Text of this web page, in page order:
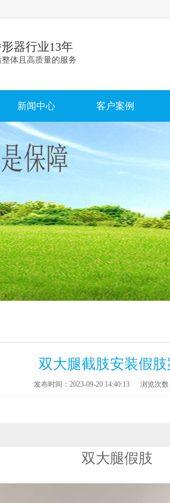
器行业13年
体且高质量的服务
新闻中心 客户案例
双大腿截肢安装假
发布时间：2023-09-20 14:40:13 浏览次数
双大腿假肢